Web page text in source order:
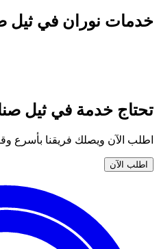
خدمات نوران في ثيل
تحتاج خدمة في ثيل
اطلب الآن ويصلك فريقنا بأسرع
اطلب الآن